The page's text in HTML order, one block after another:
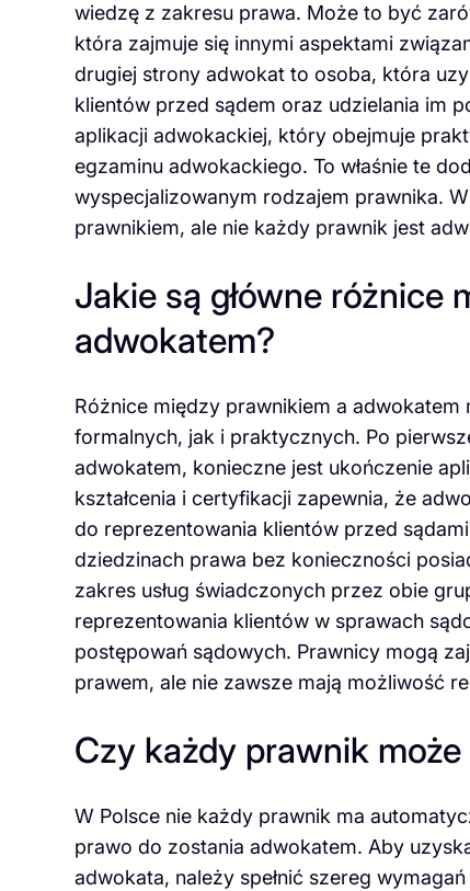
wiedzę z zakresu prawa. Może to być
która zajmuje się innymi aspektami
drugiej strony adwokat to osoba, która
klientów przed sądem oraz udzielania im
aplikacji adwokackiej, który obejmuje
egzaminu adwokackiego. To właśnie te
wyspecjalizowanym rodzajem prawnika.
prawnikiem, ale nie każdy prawnik jest
Jakie są główne różnice
adwokatem?
Różnice między prawnikiem a
formalnych, jak i praktycznych. Po
adwokatem, konieczne jest ukończenie
kształcenia i certyfikacji zapewnia, że
do reprezentowania klientów przed
dziedzinach prawa bez konieczności
zakres usług świadczonych przez obie
reprezentowania klientów w sprawach
postępowań sądowych. Prawnicy mogą
prawem, ale nie zawsze mają możliwość
Czy każdy prawnik
W Polsce nie każdy prawnik ma
prawo do zostania adwokatem. Aby
adwokata, należy spełnić szereg wymagań